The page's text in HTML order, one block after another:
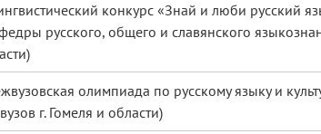
конкурс «Знай и люби русский
русского, общего и славянского
олимпиада по русскому языку и
г. Гомеля и области)